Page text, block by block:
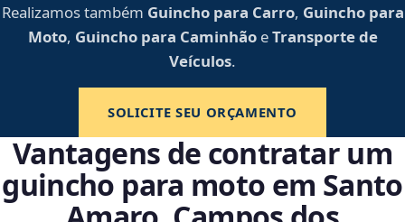
Realizamos também Guincho para Carro, Guincho para
Moto, Guincho para CaminhãoeTransporte de
Veículos.
SOLICITE SEU ORÇAMENTO
Vantagens de contratar um
guincho para moto em Santo